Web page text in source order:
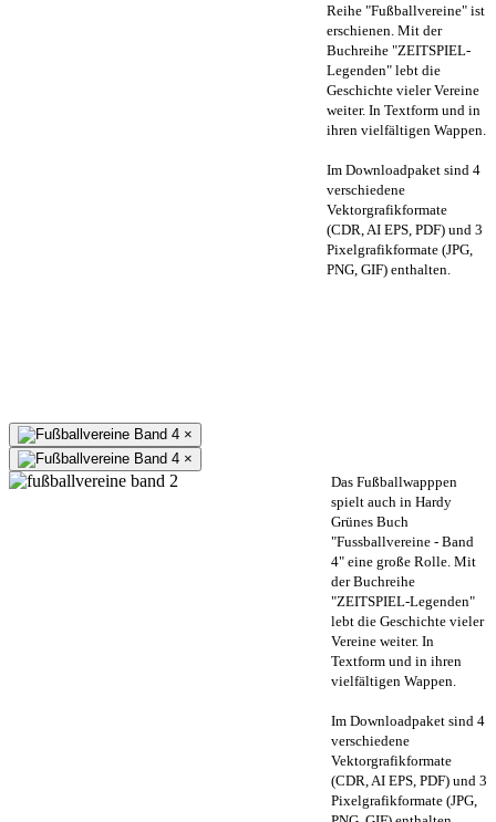
Reihe "Fußballvereine" ist
erschienen. Mit der
Buchreihe "ZEITSPIEL-
Legenden" lebt die
Geschichte vieler Vereine
weiter. In Textform und in
ihren vielfältigen Wappen.
Im Downloadpaket sind 4
verschiedene
Vektorgrafikformate
(CDR, AI EPS, PDF) und 3
Pixelgrafikformate (JPG,
PNG, GIF) enthalten.
×
×
Das Fußballwapppen
spielt auch in Hardy
Grünes Buch
"Fussballvereine - Band
4" eine große Rolle. Mit
der Buchreihe
"ZEITSPIEL-Legenden"
lebt die Geschichte vieler
Vereine weiter. In
Textform und in ihren
vielfältigen Wappen.
Im Downloadpaket sind 4
verschiedene
Vektorgrafikformate
(CDR, AI EPS, PDF) und 3
Pixelgrafikformate (JPG,